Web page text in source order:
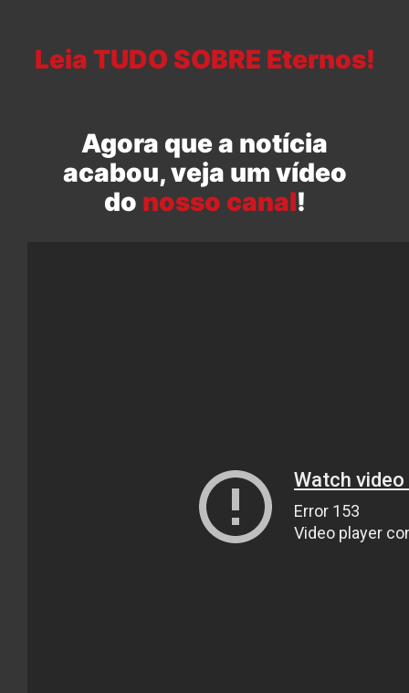
Leia TUDO SOBRE Eternos!
Agora que a notícia
acabou, veja um vídeo
do nosso canal!